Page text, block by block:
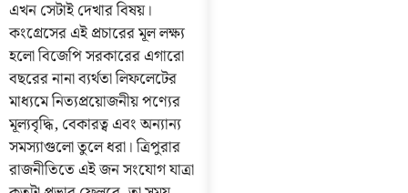
এখন সেটাই দেখার বিষয়।
কংগ্রেসের এই প্রচারের মূল লক্ষ্য
হলো বিজেপি সরকারের এগারো
বছরের নানা ব্যর্থতা লিফলেটের
মাধ্যমে নিত্যপ্রয়োজনীয় পণ্যের
মূল্যবৃদ্ধি, বেকারত্ব এবং অন্যান্য
সমস্যাগুলো তুলে ধরা। ত্রিপুরার
রাজনীতিতে এই জন সংযোগ যাত্রা